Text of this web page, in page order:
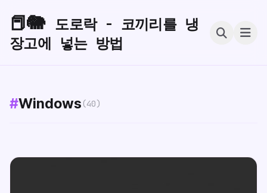
📕🐘 도로락 - 코끼리를 냉
장고에 넣는 방법
#Windows (40)